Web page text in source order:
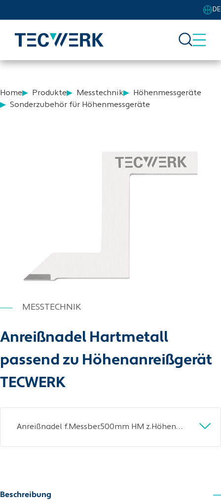
DE
Home Produkte Messtechnik
Höhenmessgeräte
Sonderzubehör für Höhenmessgeräte
MESSTECHNIK
Anreißnadel Hartmetall
passend zu Höhenanreißgerät
TECWERK
Anreißnadel f.Messber.500mm HM z.Höhenanreißgerät TECWERK
Beschreibung